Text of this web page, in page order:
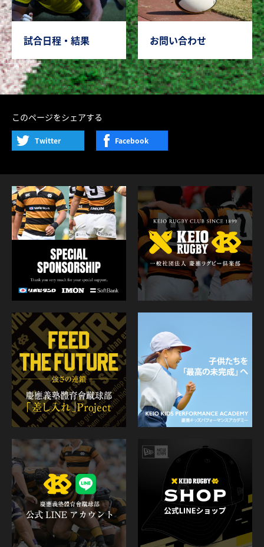
試合日程・結果 お問い合わせ
このページをシェアする
Twitter Facebook